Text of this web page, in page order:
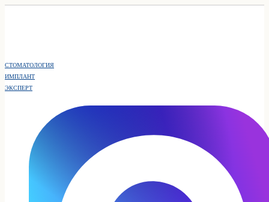
СТОМАТОЛОГИЯ
ИМПЛАНТ
ЭКСПЕРТ